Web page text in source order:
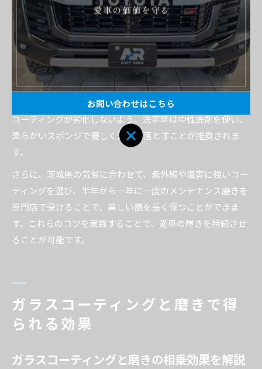
き出すことが可能です。茨城県の専門店では、こうした技術
力の高さが信頼の証となっています。
車磨きで長期間艶を維持するためのコツ
車磨きで長期間艶を維持するためには、定期的なメンテナン
スと適切な洗車方法を習慣化することが重要です。研磨後の
コーティングが劣化しないよう、洗車時は中性洗剤を使い、
柔らかいスポンジで優しく汚れを落とすことが推奨されま
す。
さらに、茨城県の気候に合わせて、紫外線や塩害に強いコー
ティングを選び、半年から一年に一度のメンテナンス磨きを
専門店で受けることで、美しい艶を長く保つことができま
す。これらのコツを実践することで、愛車の輝きを持続させ
ることが可能です。
ガラスコーティングと磨きで得
られる効果
ガラスコーティングと磨きの相乗効果を解説
お問い合わせはこちら